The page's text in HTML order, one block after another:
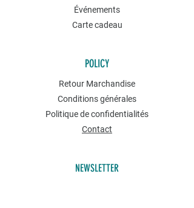
Événements
Carte cadeau
POLICY
Retour Marchandise
Conditions générales
Politique de confidentialités
Contact
NEWSLETTER